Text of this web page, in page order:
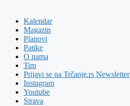
Kalendar
Magazin
Planovi
Patike
O nama
Tim
Prijavi se na Trčanje.rs Newsletter
Instagram
Youtube
Strava